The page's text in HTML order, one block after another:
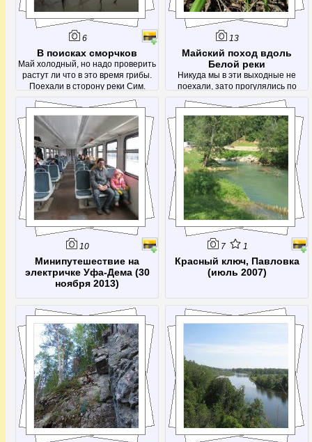
6
В поисках сморчков
Май холодный, но надо проверить
растут ли что в это время грибы.
Поехали в сторону реки Сим.
13
Майский поход вдоль
Белой реки
Никуда мы в эти выходные не
поехали, зато прогулялись по
городу
10
Минипутешествие на
электричке Уфа-Дема (30
ноября 2013)
7 1
Красный ключ, Павловка
(июль 2007)